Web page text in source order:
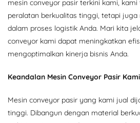
mesin conveyor pasir terkini kami,
peralatan berkualitas tinggi, tetapi juga
dalam proses logistik Anda. Mari kita
conveyor kami dapat meningkatkan
mengoptimalkan kinerja bisnis Anda.
Keandalan Mesin Conveyor Pasir Kami
Mesin conveyor pasir yang kami jual
tinggi. Dibangun dengan material